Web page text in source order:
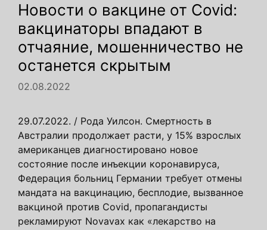
Новости о вакцине от Covid:
вакцинаторы впадают в
отчаяние, мошенничество не
останется скрытым
02.08.2022
29.07.2022. / Рода Уилсон. Смертность в
Австралии продолжает расти, у 15% взрослых
американцев диагностировано новое
состояние после инъекции коронавируса,
Федерация больниц Германии требует отмены
мандата на вакцинацию, бесплодие, вызванное
вакциной против Covid, пропагандисты
рекламируют Novavax как «лекарство на